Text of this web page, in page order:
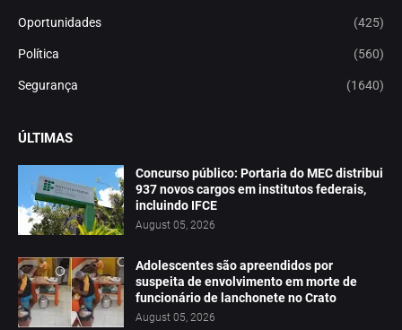
Oportunidades (425)
Política (560)
Segurança (1640)
ÚLTIMAS
Concurso público: Portaria do MEC distribui
937 novos cargos em institutos federais,
incluindo IFCE
August 05, 2026
Adolescentes são apreendidos por
suspeita de envolvimento em morte de
funcionário de lanchonete no Crato
August 05, 2026